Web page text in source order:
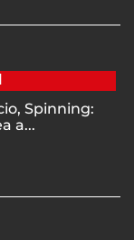
Spinning:
a...